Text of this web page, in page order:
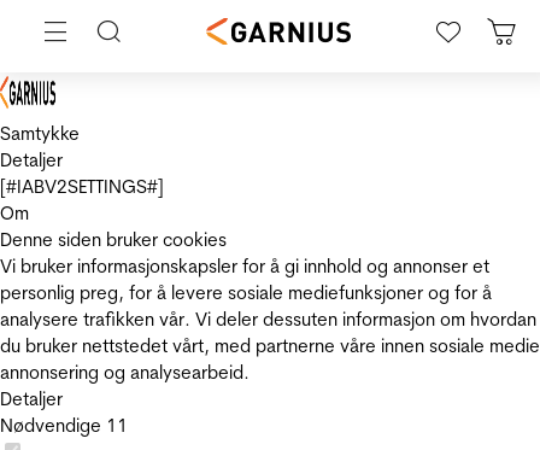
Samtykke
Detaljer
[#IABV2SETTINGS#]
Om
Denne siden bruker cookies
Vi bruker informasjonskapsler for å gi innhold og annonser et
personlig preg, for å levere sosiale mediefunksjoner og for å
analysere trafikken vår. Vi deler dessuten informasjon om hvordan
du bruker nettstedet vårt, med partnerne våre innen sosiale
annonsering og analysearbeid.
Detaljer
Nødvendige 11